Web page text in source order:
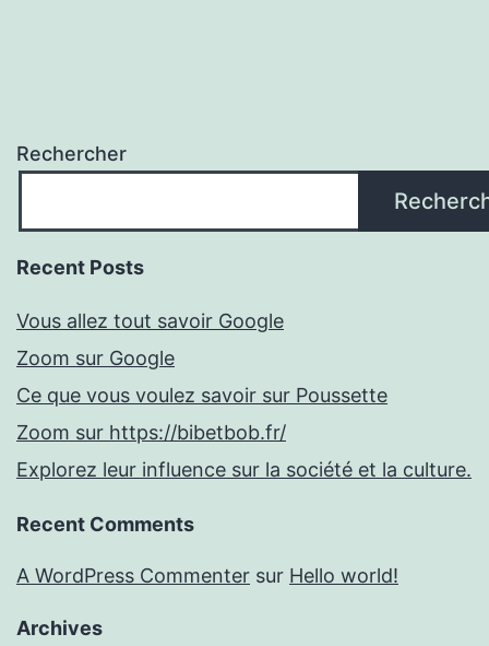
Rechercher
Recent Posts
Vous allez tout savoir Google
Zoom sur Google
Ce que vous voulez savoir sur Poussette
Zoom sur https://bibetbob.fr/
Explorez leur influence sur la société et la culture.
Recent Comments
A WordPress Commenter sur Hello world!
Archives